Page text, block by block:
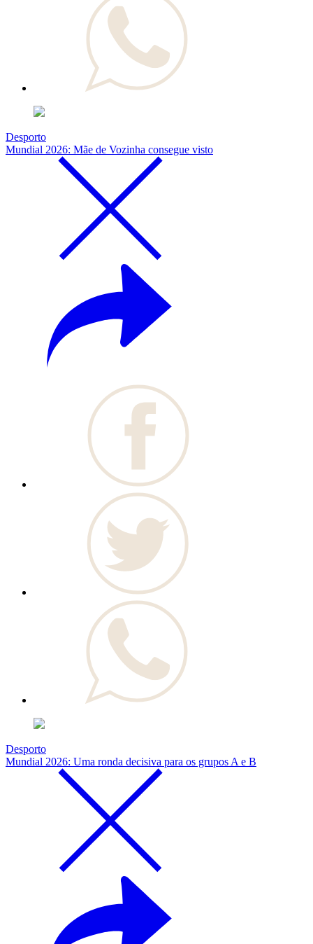
Desporto
Mundial 2026: Mãe de Vozinha consegue visto
Desporto
Mundial 2026: Uma ronda decisiva para os grupos A e B